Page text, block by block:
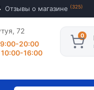
Отзывы о магазине (325)
72
9:00-20:00
10:00-16:00